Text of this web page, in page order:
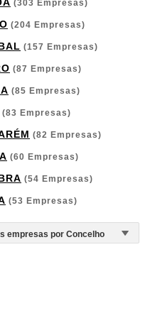
(303 Empresas)
(204 Empresas)
(157 Empresas)
(87 Empresas)
(85 Empresas)
(83 Empresas)
(82 Empresas)
(60 Empresas)
(54 Empresas)
(53 Empresas)